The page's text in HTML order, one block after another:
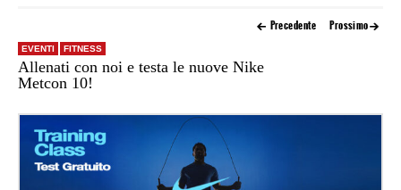
Precedente Prossimo
EVENTI FITNESS
Allenati con noi e testa le nuove Nike
Metcon 10!